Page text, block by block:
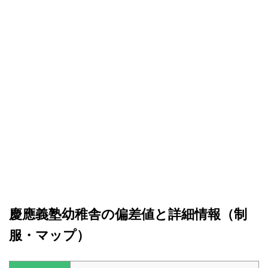
慶應義塾幼稚舎の偏差値と詳細情報（制
服・マップ）